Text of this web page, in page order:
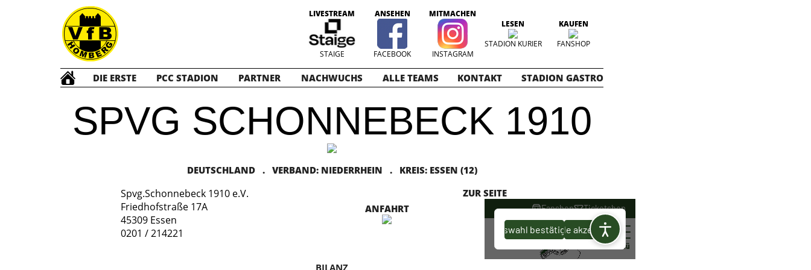
LIVESTREAM
STAIGE
ANSEHEN
FACEBOOK
MITMACHEN
INSTAGRAM
LESEN
STADION KURIER
KAUFEN
FANSHOP
DIE ERSTE PCC STADION PARTNER NACHWUCHS ALLE TEAMS KONTAKT STADION GASTRO
SPVG SCHONNEBECK 1910
DEUTSCHLAND . VERBAND: NIEDERRHEIN . KREIS: ESSEN (12)
Spvg.Schonnebeck 1910 e.V.
Friedhofstraße 17A
45309 Essen
0201 / 214221
ANFAHRT
ZUR SEITE
BILANZ